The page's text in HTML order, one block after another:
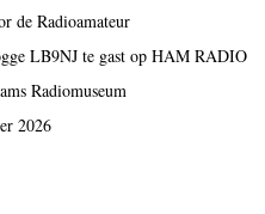
de Radioamateur
LB9NJ te gast op HAM RADIO
Radiomuseum
2026